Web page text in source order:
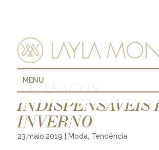
MENU
5 CASACOS
INDISPENSÁVEIS
INVERNO
23.maio.2019 Moda, Tendência